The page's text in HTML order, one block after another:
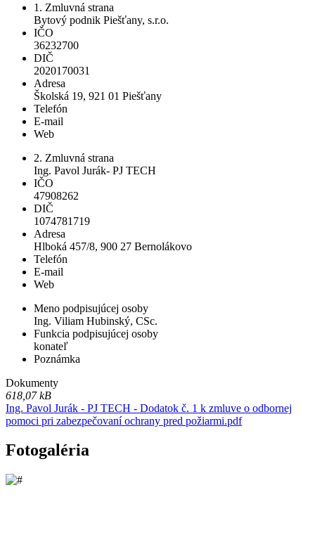
1. Zmluvná strana
Bytový podnik Piešťany, s.r.o.
IČO
36232700
DIČ
2020170031
Adresa
Školská 19, 921 01 Piešťany
Telefón
E-mail
Web
2. Zmluvná strana
Ing. Pavol Jurák- PJ TECH
IČO
47908262
DIČ
1074781719
Adresa
Hlboká 457/8, 900 27 Bernolákovo
Telefón
E-mail
Web
Meno podpisujúcej osoby
Ing. Viliam Hubinský, CSc.
Funkcia podpisujúcej osoby
konateľ
Poznámka
Dokumenty
618,07 kB
Ing. Pavol Jurák - PJ TECH - Dodatok č. 1 k zmluve o odbornej
pomoci pri zabezpečovaní ochrany pred požiarmi.pdf
Fotogaléria